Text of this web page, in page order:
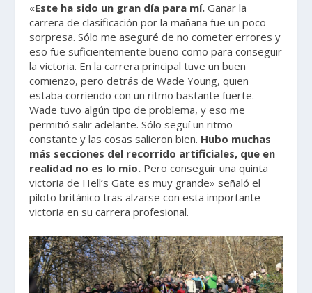
«Este ha sido un gran día para mí. Ganar la
carrera de clasificación por la mañana fue un poco
sorpresa. Sólo me aseguré de no cometer errores y
eso fue suficientemente bueno como para conseguir
la victoria. En la carrera principal tuve un buen
comienzo, pero detrás de Wade Young, quien
estaba corriendo con un ritmo bastante fuerte.
Wade tuvo algún tipo de problema, y eso me
permitió salir adelante. Sólo seguí un ritmo
constante y las cosas salieron bien. Hubo muchas
más secciones del recorrido artificiales, que en
realidad no es lo mío. Pero conseguir una quinta
victoria de Hell’s Gate es muy grande» señaló el
piloto británico tras alzarse con esta importante
victoria en su carrera profesional.